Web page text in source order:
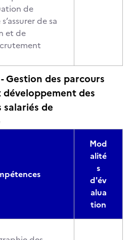
de
de sa
et de
Gestion des parcours
des
de
Mod
alité
s
d'év
alua
tion